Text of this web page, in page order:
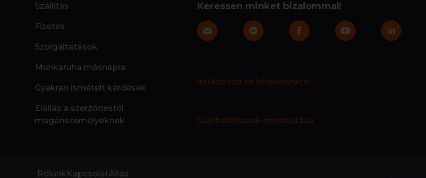
Szállítás
Fizetés
Szolgáltatások
Munkaruha másnapra
Gyakran ismételt kérdések
Elállás a szerződéstől
magánszemélyeknek
Keressen minket bizalommal!
Iratkozzon fel hírlevelünkre!
Süti beállítások módosítása
RólunkKapcsolatÁllás